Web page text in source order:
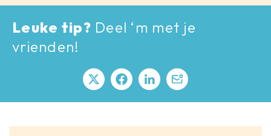
Leuke tip? Deel ‘m met je
vrienden!